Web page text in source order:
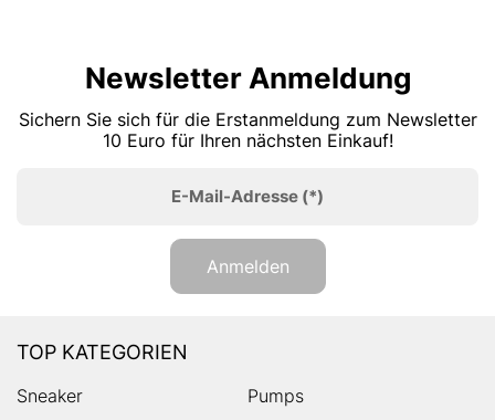
Newsletter Anmeldung
Sichern Sie sich für die Erstanmeldung zum Newsletter
10 Euro für Ihren nächsten Einkauf!
E-Mail-Adresse (*)
Anmelden
TOP KATEGORIEN
Sneaker
Pumps